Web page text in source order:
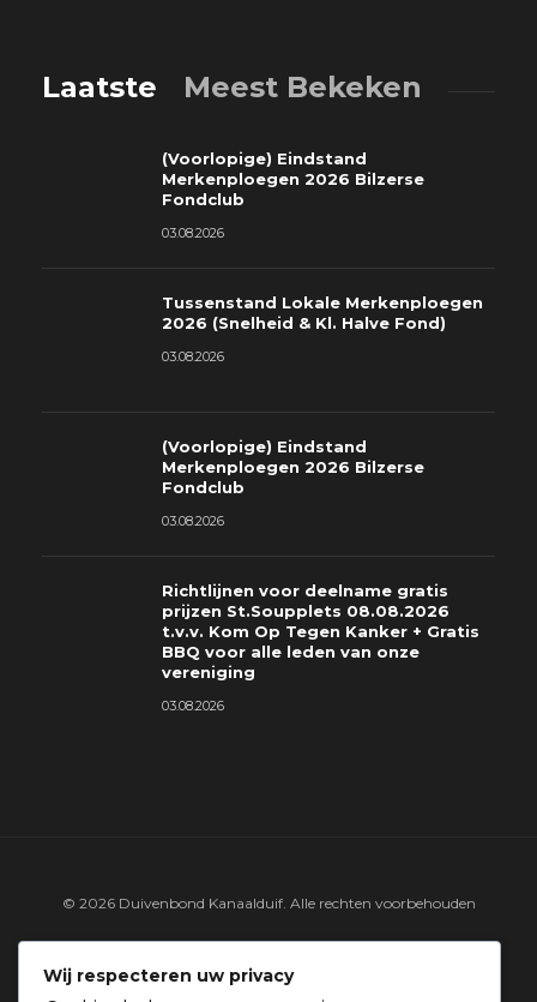
Laatste Meest Bekeken
(Voorlopige) Eindstand
Merkenploegen 2026 Bilzerse
Fondclub
03.08.2026
Tussenstand Lokale Merkenploegen
2026 (Snelheid & Kl. Halve Fond)
03.08.2026
(Voorlopige) Eindstand
Merkenploegen 2026 Bilzerse
Fondclub
03.08.2026
Richtlijnen voor deelname gratis
prijzen St.Soupplets 08.08.2026
t.v.v. Kom Op Tegen Kanker + Gratis
BBQ voor alle leden van onze
vereniging
03.08.2026
© 2026 Duivenbond Kanaalduif. Alle rechten voorbehouden
Wij respecteren uw privacy